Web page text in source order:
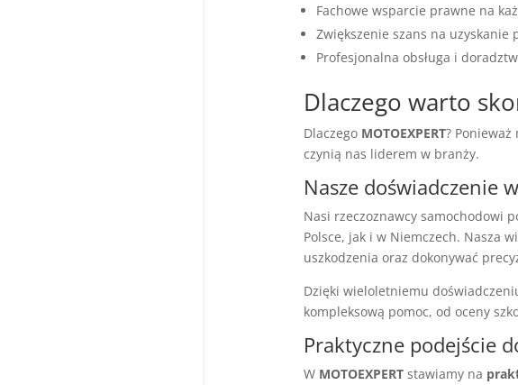
Fachowe wsparcie prawne na
Zwiększenie szans na uzyskanie
Profesjonalna obsługa i
Dlaczego warto
Dlaczego MOTOEXPERT?
czynią nas liderem w branży.
Nasze doświadczenie
Nasi rzeczoznawcy samochodowi
Polsce, jak i w Niemczech. Nasza
uszkodzenia oraz dokonywać
Dzięki wieloletniemu
kompleksową pomoc, od oceny
Praktyczne podejście
W MOTOEXPERTstawiamy na